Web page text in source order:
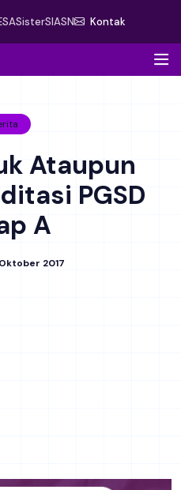
SisterSIASN Kontak
Ataupun
PGSD
A
2017